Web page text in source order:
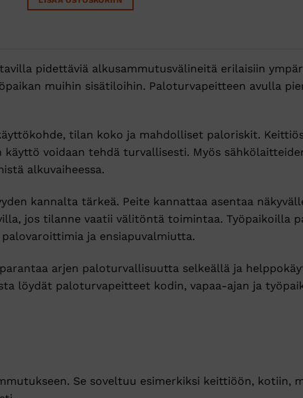
138,38 €.105,00 €.
pidettäviä alkusammutusvälineitä erilaisiin
muihin sisätiloihin. Paloturvapeitteen avulla
tilan koko ja mahdolliset paloriskit.
voidaan tehdä turvallisesti. Myös
alkuvaiheessa.
kannalta tärkeä. Peite kannattaa asentaa
jos tilanne vaatii välitöntä toimintaa. Työpaikoilla
ja ensiapuvalmiutta.
arjen paloturvallisuutta selkeällä ja
löydät paloturvapeitteet kodin, vapaa-ajan ja
Se soveltuu esimerkiksi keittiöön,